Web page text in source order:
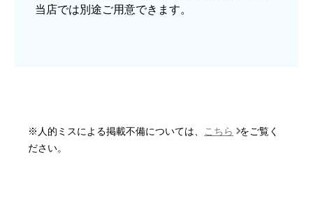
予定の期日までに商品が届きましたか？
当店では別途ご用意できます。
※人的ミスによる掲載不備については、 こちら
をご覧く
ださい。